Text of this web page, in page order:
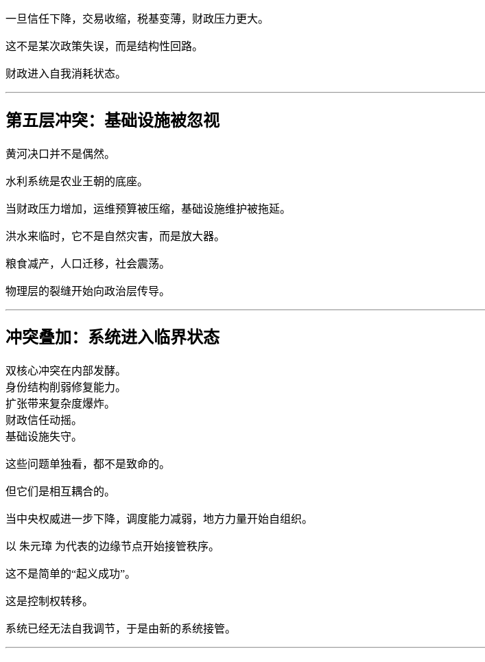
一旦信任下降，交易收缩，税基变薄，财政压力更大。
这不是某次政策失误，而是结构性回路。
财政进入自我消耗状态。
第五层冲突：基础设施被忽视
黄河决口并不是偶然。
水利系统是农业王朝的底座。
当财政压力增加，运维预算被压缩，基础设施维护被拖延。
洪水来临时，它不是自然灾害，而是放大器。
粮食减产，人口迁移，社会震荡。
物理层的裂缝开始向政治层传导。
冲突叠加：系统进入临界状态
双核心冲突在内部发酵。
身份结构削弱修复能力。
扩张带来复杂度爆炸。
财政信任动摇。
基础设施失守。
这些问题单独看，都不是致命的。
但它们是相互耦合的。
当中央权威进一步下降，调度能力减弱，地方力量开始自组织。
以 朱元璋 为代表的边缘节点开始接管秩序。
这不是简单的“起义成功”。
这是控制权转移。
系统已经无法自我调节，于是由新的系统接管。